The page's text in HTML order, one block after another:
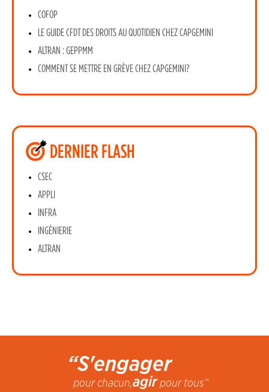
COFOP
LE GUIDE CFDT DES DROITS AU QUOTIDIEN CHEZ CAPGEMINI
ALTRAN : GEPPMM
COMMENT SE METTRE EN GRÈVE CHEZ CAPGEMINI?
DERNIER FLASH
CSEC
APPLI
INFRA
INGÉNIERIE
ALTRAN
“S'engager
pour chacun,agirpour tous”